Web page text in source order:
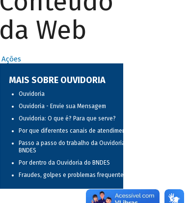
da Web
Ações
MAIS SOBRE OUVIDORIA
Ouvidoria
Ouvidoria - Envie sua Mensagem
Ouvidoria: O que é? Para que serve?
Por que diferentes canais de atendimento?
Passo a passo do trabalho da Ouvidoria do
BNDES
Por dentro da Ouvidoria do BNDES
Fraudes, golpes e problemas frequentes